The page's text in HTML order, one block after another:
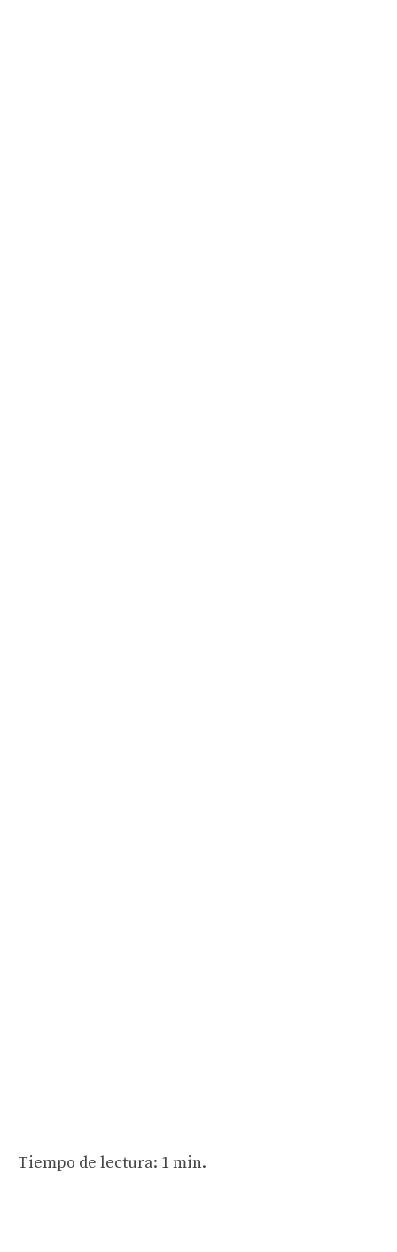
Tiempo de lectura: 1 min.